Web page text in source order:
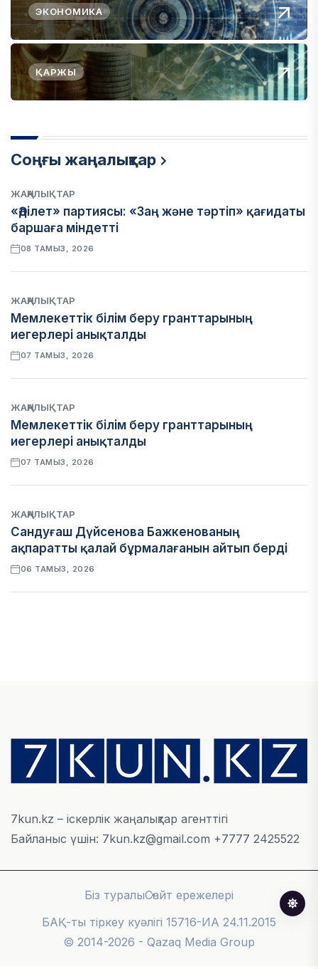
ЭКОНОМИКА
ҚАРЖЫ
Соңғы жаңалықтар
ЖАҢАЛЫҚТАР
«Әділет» партиясы: «Заң және тәртіп» қағидаты
баршаға міндетті
08 ТАМЫЗ, 2026
ЖАҢАЛЫҚТАР
Мемлекеттік білім беру гранттарының
иегерлері анықталды
07 ТАМЫЗ, 2026
ЖАҢАЛЫҚТАР
Мемлекеттік білім беру гранттарының
иегерлері анықталды
07 ТАМЫЗ, 2026
ЖАҢАЛЫҚТАР
Сандуғаш Дүйсенова Бажкенованың
ақпаратты қалай бұрмалағанын айтып берді
06 ТАМЫЗ, 2026
Алматы қалалық МКД мүлікті сатудан
алынатын салық туралы сұрақтарға жауап
берді
«Бәйтерек» холдингінің инвестициялық және
7kun.kz – іскерлік жаңалықтар агенттігі
Байланыс үшін: 7kun.kz@gmail.com +7777 2425522
Біз туралыСайт ережелері
БАҚ-ты тіркеу куәлігі 15716-ИА 24.11.2015
© 2014-2026 - Qazaq Media Group